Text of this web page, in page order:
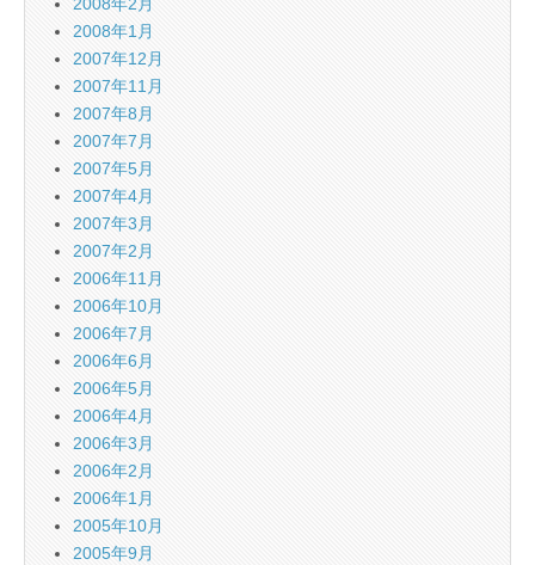
2008年1月
2007年12月
2007年11月
2007年8月
2007年7月
2007年5月
2007年4月
2007年3月
2007年2月
2006年11月
2006年10月
2006年7月
2006年6月
2006年5月
2006年4月
2006年3月
2006年2月
2006年1月
2005年10月
2005年9月